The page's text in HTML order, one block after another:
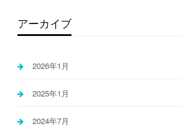
アーカイブ
2026年1月
2025年1月
2024年7月